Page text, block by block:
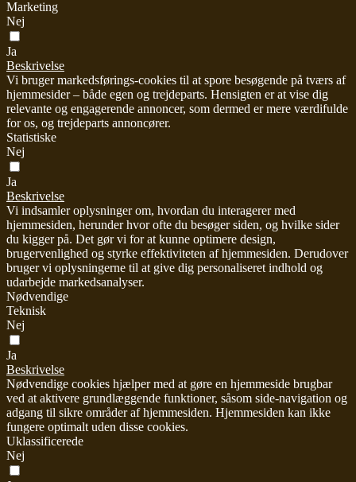
Marketing
Nej
Ja
Beskrivelse
Vi bruger markedsførings-cookies til at spore besøgende på tværs af
hjemmesider – både egen og trejdeparts. Hensigten er at vise dig
relevante og engagerende annoncer, som dermed er mere værdifulde
for os, og trejdeparts annoncører.
Statistiske
Nej
Ja
Beskrivelse
Vi indsamler oplysninger om, hvordan du interagerer med
hjemmesiden, herunder hvor ofte du besøger siden, og hvilke sider
du kigger på. Det gør vi for at kunne optimere design,
brugervenlighed og styrke effektiviteten af hjemmesiden. Derudover
bruger vi oplysningerne til at give dig personaliseret indhold og
udarbejde markedsanalyser.
Nødvendige
Teknisk
Nej
Ja
Beskrivelse
Nødvendige cookies hjælper med at gøre en hjemmeside brugbar
ved at aktivere grundlæggende funktioner, såsom side-navigation og
adgang til sikre områder af hjemmesiden. Hjemmesiden kan ikke
fungere optimalt uden disse cookies.
Uklassificerede
Nej